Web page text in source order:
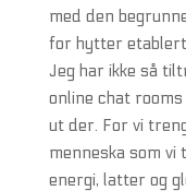
med den
for hytter
Jeg har ikke så
online chat
ut der. For vi
menneska som vi
energi, latter og